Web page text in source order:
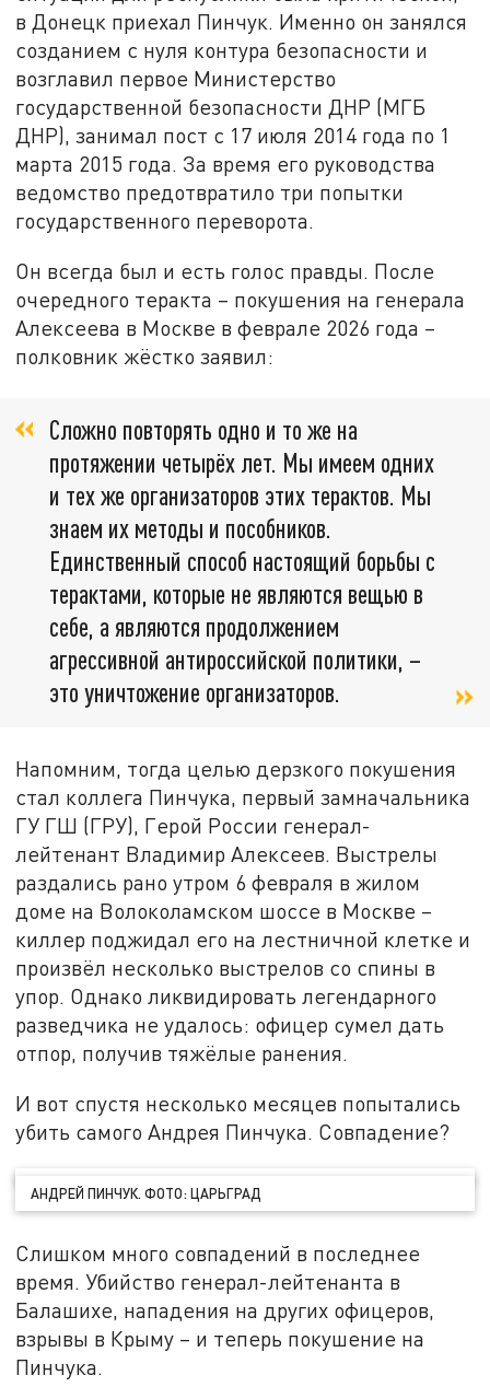
в Донецк приехал Пинчук. Именно он занялся
созданием с нуля контура безопасности и
возглавил первое Министерство
государственной безопасности ДНР (МГБ
ДНР), занимал пост с 17 июля 2014 года по 1
марта 2015 года. За время его руководства
ведомство предотвратило три попытки
государственного переворота.
Он всегда был и есть голос правды. После
очередного теракта – покушения на генерала
Алексеева в Москве в феврале 2026 года –
полковник жёстко заявил:
Сложно повторять одно и то же на
протяжении четырёх лет. Мы имеем одних
и тех же организаторов этих терактов. Мы
знаем их методы и пособников.
Единственный способ настоящий борьбы с
терактами, которые не являются вещью в
себе, а являются продолжением
агрессивной антироссийской политики, –
это уничтожение организаторов.
Напомним, тогда целью дерзкого покушения
стал коллега Пинчука, первый замначальника
ГУ ГШ (ГРУ), Герой России генерал-
лейтенант Владимир Алексеев. Выстрелы
раздались рано утром 6 февраля в жилом
доме на Волоколамском шоссе в Москве –
киллер поджидал его на лестничной клетке и
произвёл несколько выстрелов со спины в
упор. Однако ликвидировать легендарного
разведчика не удалось: офицер сумел дать
отпор, получив тяжёлые ранения.
И вот спустя несколько месяцев попытались
убить самого Андрея Пинчука. Совпадение?
АНДРЕЙ ПИНЧУК. ФОТО: ЦАРЬГРАД
Слишком много совпадений в последнее
время. Убийство генерал-лейтенанта в
Балашихе, нападения на других офицеров,
взрывы в Крыму – и теперь покушение на
Пинчука.